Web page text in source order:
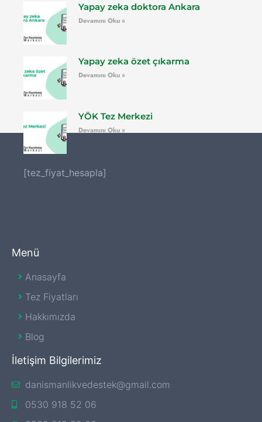
Yapay zeka doktora Ankara
Devamını Oku »
Yapay zeka özet çıkarma
Devamını Oku »
YÖK Tez Merkezi
Devamını Oku »
[tez_fiyat_hesapla]
Menü
Anasayfa
Tez Fiyatları
Hakkımızda
Blog
İletişim Bilgilerimiz
danismanlikvedestek@gmail.com
0530 918 52 06